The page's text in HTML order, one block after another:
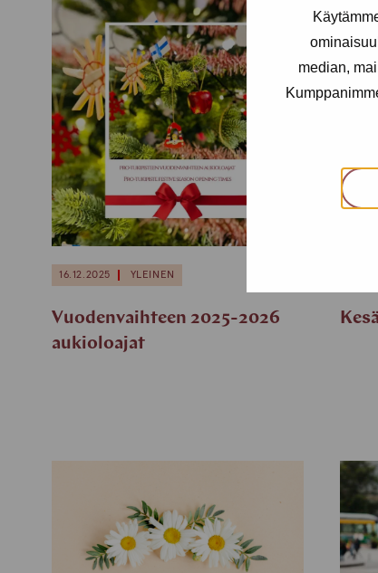
median,
16.12.2025 YLEINEN
Vuodenvaihteen 2025-2026
aukioloajat